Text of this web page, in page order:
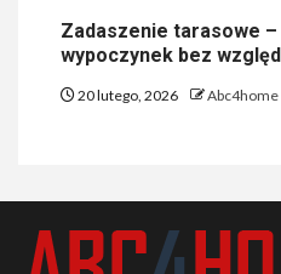
Zadaszenie tarasowe
wypoczynek bez
20 lutego, 2026 Abc4home